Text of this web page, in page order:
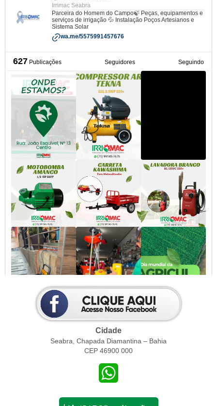
Cidade
Seabra, Chapada Diamantina – Bahia
CEP 46900 000